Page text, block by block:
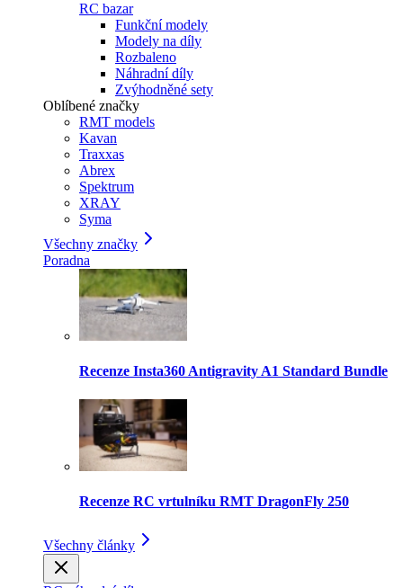
RC bazar
Funkční modely
Modely na díly
Rozbaleno
Náhradní díly
Zvýhodněné sety
Oblíbené značky
RMT models
Kavan
Traxxas
Abrex
Spektrum
XRAY
Syma
Všechny značky
Poradna
Recenze Insta360 Antigravity A1 Standard Bundle
Recenze RC vrtulníku RMT DragonFly 250
Všechny články